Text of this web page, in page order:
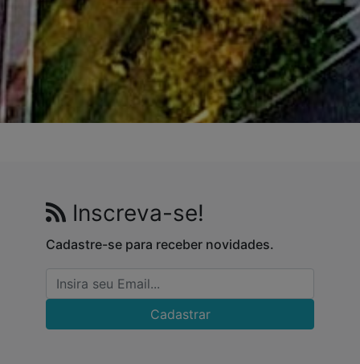
Inscreva-se!
Cadastre-se para receber novidades.
Cadastrar